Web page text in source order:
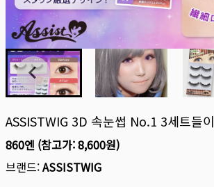
ASSISTWIG 3D 속눈썹 No.1 3세트들이
860엔 (참고가:8,600원)
브랜드:ASSISTWIG